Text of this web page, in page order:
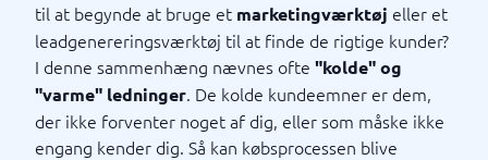
til at begynde at bruge et marketingværktøj eller et
leadgenereringsværktøj til at finde de rigtige kunder?
I denne sammenhæng nævnes ofte "kolde" og
"varme" ledninger. De kolde kundeemner er dem,
der ikke forventer noget af dig, eller som måske ikke
engang kender dig. Så kan købsprocessen blive